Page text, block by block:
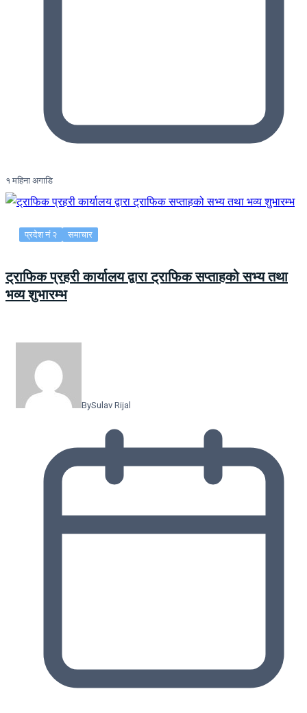
१ महिना अगाडि
प्रदेश नं २ समाचार
ट्राफिक प्रहरी कार्यालय द्वारा ट्राफिक सप्ताहको सभ्य तथा
भव्य शुभारम्भ
BySulav Rijal